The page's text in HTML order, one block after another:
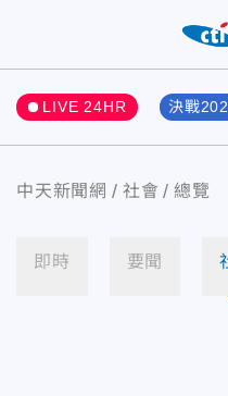
LIVE 24HR 決戰
中天新聞網 社會 總覽
即時 要聞